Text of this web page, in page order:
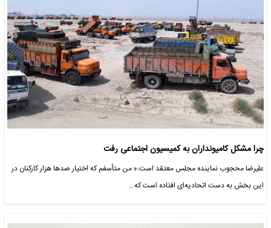
چرا مشکل کامیونداران به کمیسیون اجتماعی رفت
علیرضا محجوب نماینده مجلس معتقد است:« من متأسفم که اختیار صدها هزار کارکنان در
این بخش به دست اتحادیه‌ای افتاده است که…